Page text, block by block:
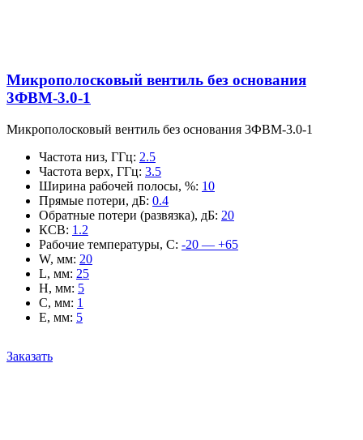
Микрополосковый вентиль без основания
3ФВМ-3.0-1
Микрополосковый вентиль без основания 3ФВМ-3.0-1
Частота низ, ГГц: 2.5
Частота верх, ГГц: 3.5
Ширина рабочей полосы, %: 10
Прямые потери, дБ: 0.4
Обратные потери (развязка), дБ: 20
КСВ: 1.2
Рабочие температуры, С: -20 — +65
W, мм: 20
L, мм: 25
H, мм: 5
C, мм: 1
E, мм: 5
Заказать